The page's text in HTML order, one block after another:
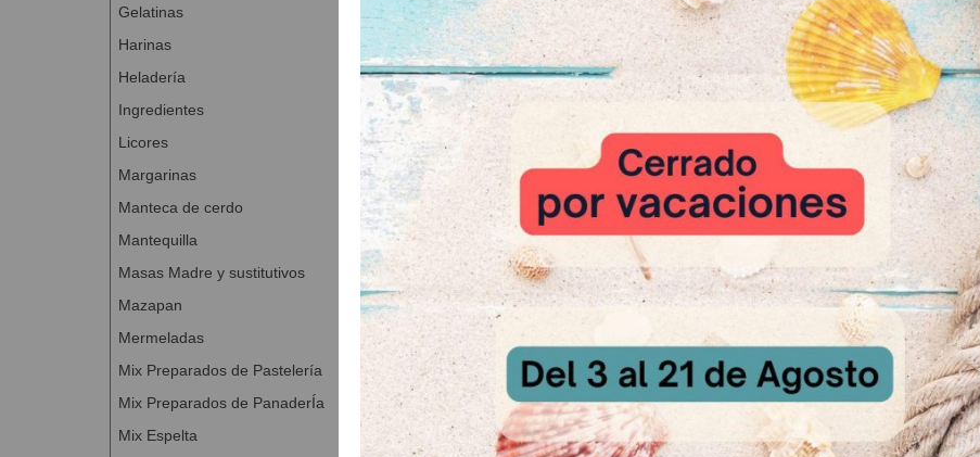
Gelatinas
Harinas
Heladería
Ingredientes
Licores
Margarinas
Manteca de cerdo
Mantequilla
Masas Madre y sustitutivos
Mazapan
Mermeladas
Mix Preparados de Pastelería
Mix Preparados de PanaderÍa
Mix Espelta
Mozzarella
Atún
Anchoas
Aceitunas
Queso rallado
Preparación de la receta:
Amasar todos los ingredientes menos St Allery Premium Lux.
Cuando la masa esté bien fina añadir St Allery Premium Lux y amasar 2 o 3 min más.
Tapar la masa para que no coja piel y dejar reposar 10 min.
Estirar bien fina y cortar con un cortante redondo el diámetro deseado.
Poner por encima el tomate y el queso, y añadimos los ingredientes que queramos.
Cocer 10-12 min a 200ºc.
Tiempo de preparación: 45 min
Dificultad: baja